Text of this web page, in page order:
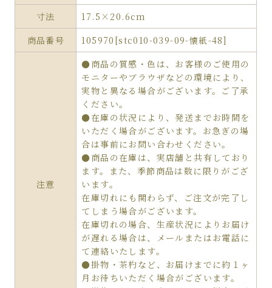
寸法
17.5×20.6cm
商品番号
105970[stc010-039-09-懐紙-48]
注意
●商品の質感・色は、お客様のご使用の
モニターやブラウザなどの環境により、
実物と異なる場合がございます。ご了承
ください。
●在庫の状況により、発送までお時間を
いただく場合がございます。お急ぎの場
合は事前にお問い合わせください。
●商品の在庫は、実店舗と共有しており
ます。また、季節商品は数に限りがござ
います。
在庫切れにも関わらず、ご注文が完了し
てしまう場合がございます。
在庫切れの場合、生産状況によりお届け
が遅れる場合は、メールまたはお電話に
て連絡いたします。
●掛物・茶杓など、お届けまでに約１ヶ
月お待ちいただく場合がございます。